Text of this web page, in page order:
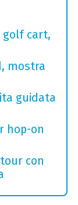
golf cart,
mostra
guidata
hop-on
con